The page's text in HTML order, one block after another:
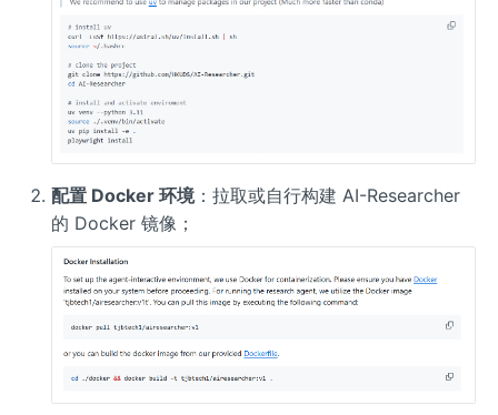
配置 Docker 环境：拉取或自行构建 AI-Researcher
的 Docker 镜像；